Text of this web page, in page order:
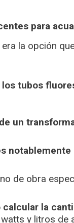
para
la opción
tubos
un
notablemente
de obra
la
y litros de